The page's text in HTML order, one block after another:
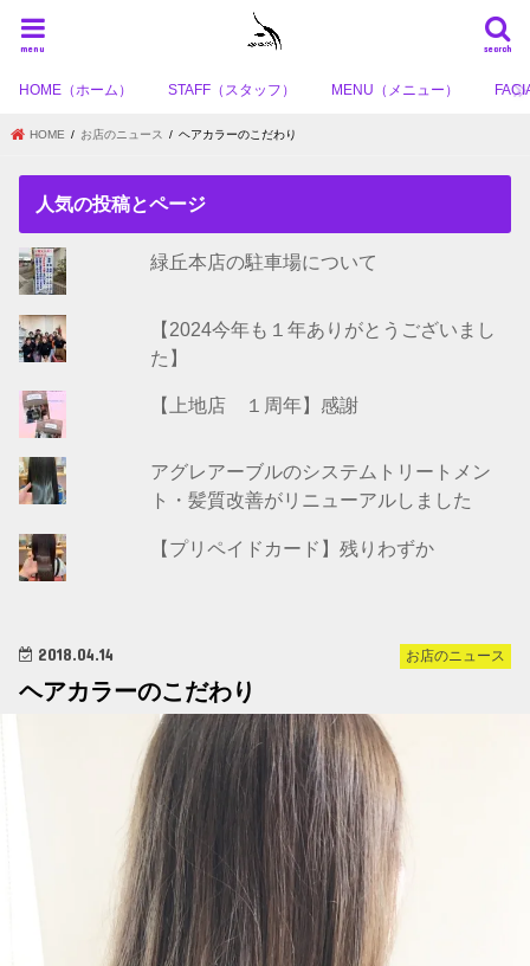
search
menu
HOME（ホーム） STAFF（スタッフ） MENU（メニュー）
HOME お店のニュース ヘアカラーのこだわり
人気の投稿とページ
緑丘本店の駐車場について
【2024今年も１年ありがとうございまし
た】
【上地店 １周年】感謝
アグレアーブルのシステムトリートメン
ト・髪質改善がリニューアルしました
【プリペイドカード】残りわずか
お店のニュース
2018.04.14
ヘアカラーのこだわり